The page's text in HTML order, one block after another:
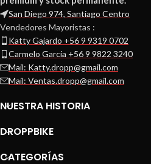
San Diego 974, Santiago Centro
Vendedores Mayoristas :
Katty Gajardo +56 9 9319 0702
Carmelo Garcia +56 9 9822 3240
Mail: Katty.dropp@gmail.com
Mail: Ventas.dropp@gmail.com
NUESTRA HISTORIA
DROPPBIKE
CATEGORÍAS